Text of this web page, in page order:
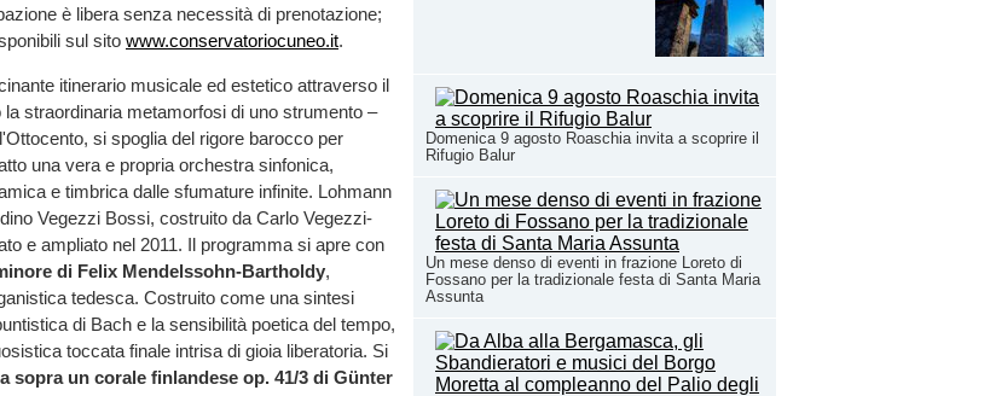
Domenica 9 agosto Roaschia invita a scoprire il
Rifugio Balur
Un mese denso di eventi in frazione Loreto di
Fossano per la tradizionale festa di Santa Maria
Assunta
è libera senza necessità di prenotazione;
sul sito www.conservatoriocuneo.it.
itinerario musicale ed estetico attraverso il
straordinaria metamorfosi di uno strumento –
si spoglia del rigore barocco per
una vera e propria orchestra sinfonica,
e timbrica dalle sfumature infinite. Lohmann
Vegezzi Bossi, costruito da Carlo Vegezzi-
e ampliato nel 2011. Il programma si apre con
di Felix Mendelssohn-Bartholdy,
tedesca. Costruito come una sintesi
di Bach e la sensibilità poetica del tempo,
toccata finale intrisa di gioia liberatoria. Si
sopra un corale finlandese op. 41/3 di Günter